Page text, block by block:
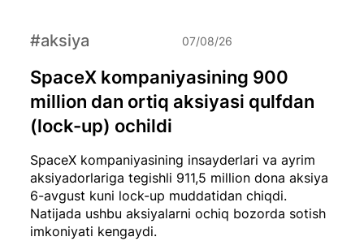
SpaceX kompaniyasining insayderlari va ayrim
aksiyadorlariga tegishli 911,5 million dona aksiya
6-avgust kuni lock-up muddatidan chiqdi.
Natijada ushbu aksiyalarni ochiq bozorda sotish
imkoniyati kengaydi.
SpaceX kompaniyasining 900
million dan ortiq aksiyasi qulfdan
(lock-up) ochildi
#aksiya 07/08/26